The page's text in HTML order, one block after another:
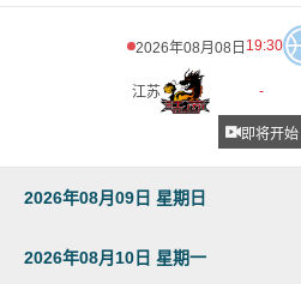
2026年08月08日 19:30
江苏 -
即将开始
2026年08月09日 星期日
2026年08月10日 星期一